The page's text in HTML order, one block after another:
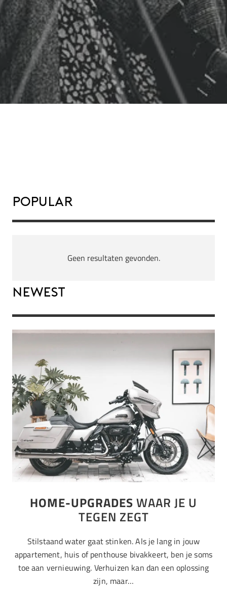
Popular
Geen resultaten gevonden.
Newest
HOME-UPGRADESWAAR JE U
TEGEN ZEGT
Stilstaand water gaat stinken. Als je lang in jouw
appartement, huis of penthouse bivakkeert, ben je soms
toe aan vernieuwing. Verhuizen kan dan een oplossing
zijn, maar…